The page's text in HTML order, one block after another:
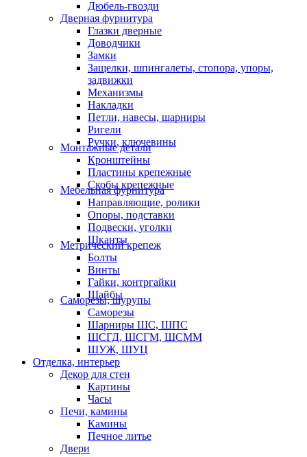
Дюбель-гвозди
Дверная фурнитура
Глазки дверные
Доводчики
Замки
Защелки, шпингалеты, стопора, упоры,
задвижки
Механизмы
Накладки
Петли, навесы, шарниры
Ригели
Ручки, ключевины
Монтажные детали
Кронштейны
Пластины крепежные
Скобы крепежные
Мебельная фурнитура
Направляющие, ролики
Опоры, подставки
Подвески, уголки
Шканты
Метрический крепеж
Болты
Винты
Гайки, контргайки
Шайбы
Саморезы, шурупы
Саморезы
Шарниры ШС, ШПС
ШСГД, ШСГМ, ШСММ
ШУЖ, ШУЦ
Отделка, интерьер
Декор для стен
Картины
Часы
Печи, камины
Камины
Печное литье
Двери